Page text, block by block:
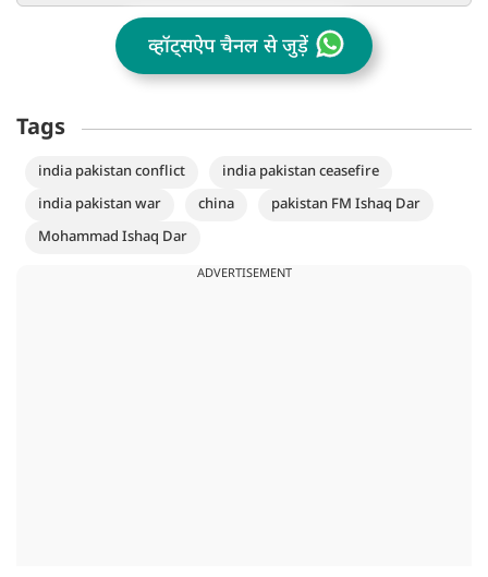
व्हॉट्सऐप चैनल से जुड़ें
Tags
india pakistan conflict
india pakistan ceasefire
india pakistan war
china
pakistan FM Ishaq Dar
Mohammad Ishaq Dar
ADVERTISEMENT